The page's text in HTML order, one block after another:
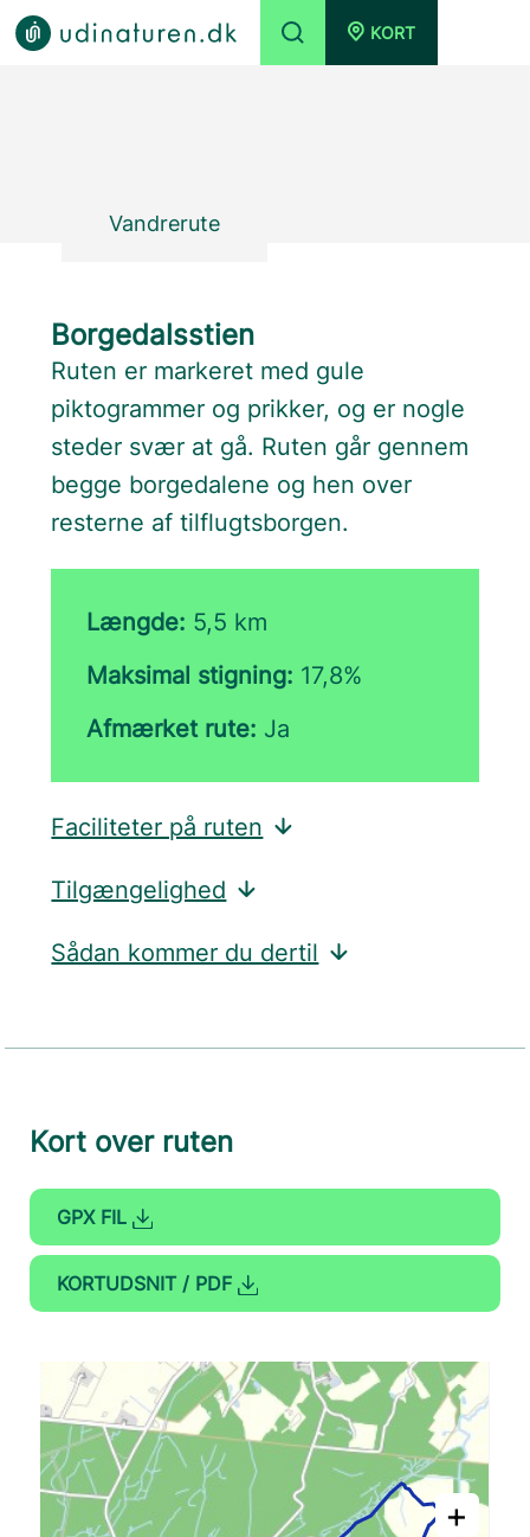
KORT
Vandrerute
Borgedalsstien
Ruten er markeret med gule
piktogrammer og prikker, og er nogle
steder svær at gå. Ruten går gennem
begge borgedalene og hen over
resterne af tilflugtsborgen.
Længde: 5,5 km
Maksimal stigning: 17,8%
Afmærket rute: Ja
Faciliteter på ruten
Tilgængelighed
Sådan kommer du dertil
Kort over ruten
GPX FIL
KORTUDSNIT / PDF
+